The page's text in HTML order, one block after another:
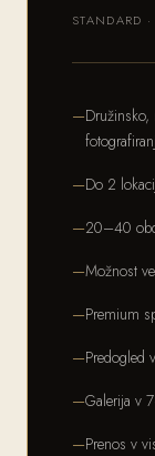
STANDARD
Do 2
20–40
Možnost
Premium
Predogled
Galerija v
Prenos v